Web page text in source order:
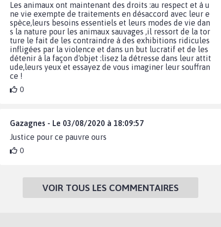
Les animaux ont maintenant des droits :au respect et à u
ne vie exempte de traitements en désaccord avec leur e
spèce,leurs besoins essentiels et leurs modes de vie dan
s la nature pour les animaux sauvages ,il ressort de la tor
ture le fait de les contraindre à des exhibitions ridicules
infligées par la violence et dans un but lucratif et de les
détenir à la façon d'objet :lisez la détresse dans leur attit
ude,leurs yeux et essayez de vous imaginer leur souffran
ce !
0
Gazagnes - Le 03/08/2020 à 18:09:57
Justice pour ce pauvre ours
0
VOIR TOUS LES COMMENTAIRES